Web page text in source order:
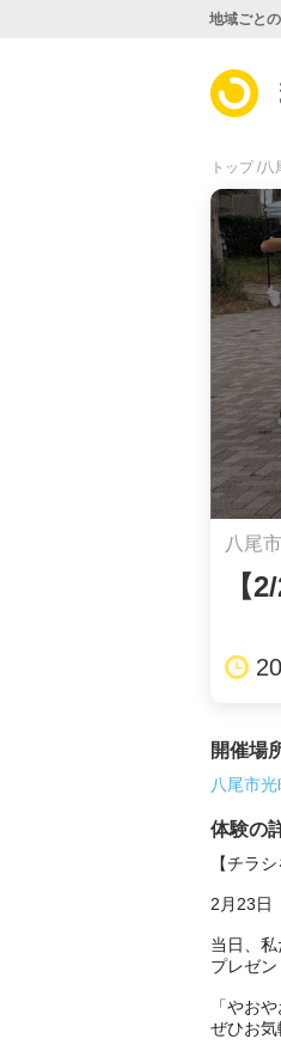
トップ /八
八尾
【
開催場
八尾市
体験の
【チラ
2月23日
当日、
プレゼン
「やお
ぜひお気
地域ごと